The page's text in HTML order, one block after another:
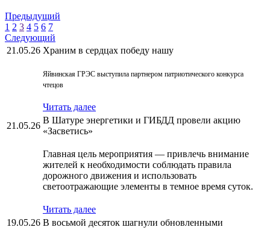
Предыдущий
1 2 3 4 5 6 7
Следующий
21.05.26 Храним в сердцах победу нашу
Яйвинская ГРЭС выступила партнером патриотического конкурса
чтецов
Читать далее
21.05.26
В Шатуре энергетики и ГИБДД провели акцию
«Засветись»
Главная цель мероприятия — привлечь внимание
жителей к необходимости соблюдать правила
дорожного движения и использовать
светоотражающие элементы в темное время суток.
Читать далее
19.05.26 В восьмой десяток шагнули обновленными